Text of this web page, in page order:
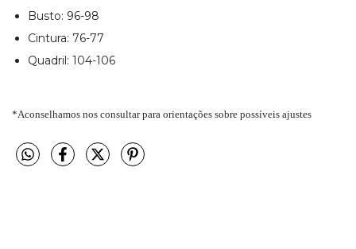
Busto: 96-98
Cintura: 76-77
Quadril: 104-106
*Aconselhamos nos consultar para orientações sobre possíveis ajustes